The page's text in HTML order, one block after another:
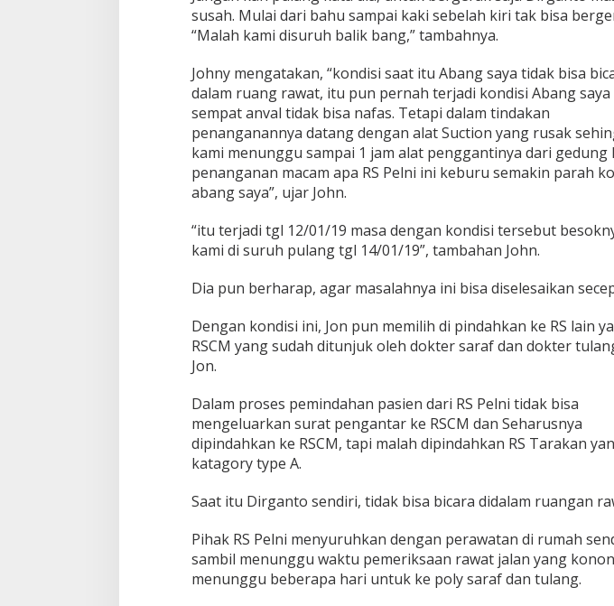
a
P
k
s
R
S
P
e
l
n
P
e
a
b
u
r
susah. Mulai dari bahu sampai kaki sebelah kiri tak bisa
“Malah kami disuruh balik bang,” tambahnya.
Johny mengatakan, “kondisi saat itu Abang saya tidak bisa
dalam ruang rawat, itu pun pernah terjadi kondisi Abang saya
sempat anval tidak bisa nafas. Tetapi dalam tindakan
penanganannya datang dengan alat Suction yang rusak
kami menunggu sampai 1 jam alat penggantinya dari gedung
penanganan macam apa RS Pelni ini keburu semakin parah
abang saya”, ujar John.
“itu terjadi tgl 12/01/19 masa dengan kondisi tersebut
kami di suruh pulang tgl 14/01/19”, tambahan John.
Dia pun berharap, agar masalahnya ini bisa diselesaikan
Dengan kondisi ini, Jon pun memilih di pindahkan ke RS lain
RSCM yang sudah ditunjuk oleh dokter saraf dan dokter
Jon.
Dalam proses pemindahan pasien dari RS Pelni tidak bisa
mengeluarkan surat pengantar ke RSCM dan Seharusnya
dipindahkan ke RSCM, tapi malah dipindahkan RS Tarakan
katagory type A.
Saat itu Dirganto sendiri, tidak bisa bicara didalam ruangan
Pihak RS Pelni menyuruhkan dengan perawatan di rumah
sambil menunggu waktu pemeriksaan rawat jalan yang
menunggu beberapa hari untuk ke poly saraf dan tulang.